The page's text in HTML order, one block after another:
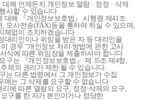
해 언제든지 개인정보 열람 · 정정 · 삭제 ·
사할 수 있습니다.
대해 『개인정보보호법』 시행령 제41조
모사전송(FAX)등을 통하여 하실 수 있으며,
체없이 조치하겠습니다.
대리인이나 위임을 받은 자 등 대리인을
경우 “개인정보 처리 방법에 관한 고시
식에 따른 위임장을 제출하셔야 합니다.
구는 『개인정보보호법』 제 35조 제4항,
체의 권리가 제한 될 수 있습니다.
는 다른 법령에서 그 개인정보가 수집
에는 그 삭제를 요구할 수 없습니다.
에 따른 열람의 요구, 정정·삭제의 요구,
구를 한 자가 본인이거나 정당한